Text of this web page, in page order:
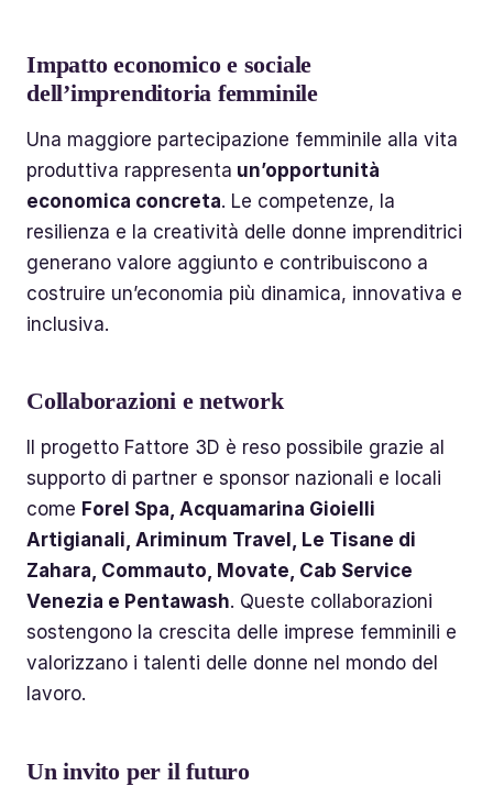
Impatto economico e sociale
dell’imprenditoria femminile
Una maggiore partecipazione femminile alla vita
produttiva rappresenta un’opportunità
economica concreta. Le competenze, la
resilienza e la creatività delle donne imprenditrici
generano valore aggiunto e contribuiscono a
costruire un’economia più dinamica, innovativa e
inclusiva.
Collaborazioni e network
Il progetto Fattore 3D è reso possibile grazie al
supporto di partner e sponsor nazionali e locali
come Forel Spa, Acquamarina Gioielli
Artigianali, Ariminum Travel, Le Tisane di
Zahara, Commauto, Movate, Cab Service
Venezia e Pentawash. Queste collaborazioni
sostengono la crescita delle imprese femminili e
valorizzano i talenti delle donne nel mondo del
lavoro.
Un invito per il futuro